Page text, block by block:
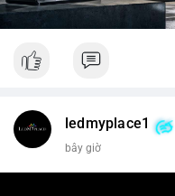
ledmyplace1
bây giờ